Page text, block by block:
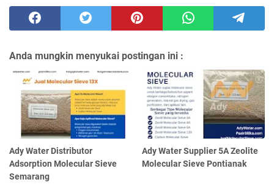
Anda mungkin menyukai postingan ini :
Ady Water Distributor
Adsorption Molecular Sieve
Semarang
Ady Water Supplier 5A Zeolite
Molecular Sieve Pontianak